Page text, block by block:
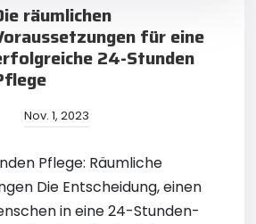
räumlichen
für eine
24-Stunden
Nov. 1, 2023
Pflege: Räumliche
Die Entscheidung, einen
in eine 24-Stunden-